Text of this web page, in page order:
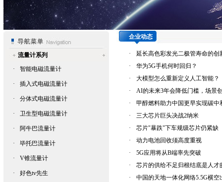
流量计系列
·
智能电磁流量计
· 插入式电磁流量计
· 分体式电磁流量计
· 卫生型电磁流量计
· 阿牛巴流量计
· 毕托巴流量计
· V锥流量计
· 好色tv先生
企业动态
·
延长高色彩发光二极管寿命的创
·
华为5G手机何时回归？
·
大模型怎么重新定义人工智能？
·
AI的未来3年会降低门槛，场景
·
甲醇燃料助力中国更早实现碳中
·
三大芯片巨头决战2纳米
·
芯片"暴跌"下车规级芯片仍紧缺
·
动力电池回收须高度重视
·
5G应用将从B端率先突破
·
芯片的供给不足归根结底是人才
·
中国的天地一体化网络5.5G横空